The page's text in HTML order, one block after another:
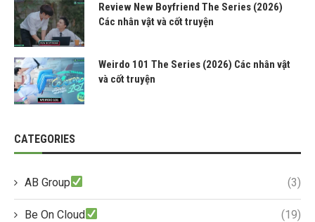
Review New Boyfriend The Series (2026)
Các nhân vật và cốt truyện
Weirdo 101 The Series (2026) Các nhân vật
và cốt truyện
CATEGORIES
AB Group (3)
Be On Cloud (19)